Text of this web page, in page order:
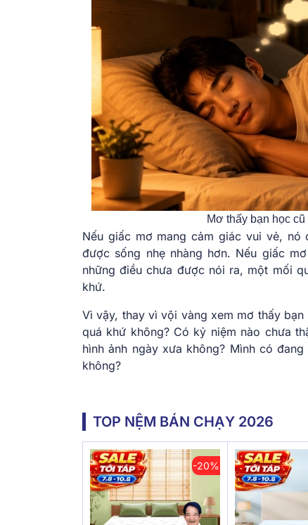
Mơ thấy bạn học
Nếu giấc mơ mang cảm giác vui vẻ, nó
được sống nhẹ nhàng hơn. Nếu giấc
những điều chưa được nói ra, một mối
khứ.
Vì vậy, thay vì vội vàng xem mơ thấy
quá khứ không? Có kỷ niệm nào chưa
hình ảnh ngày xưa không? Mình có
không?
TOP NỆM BÁN CHẠY 2026
-20%